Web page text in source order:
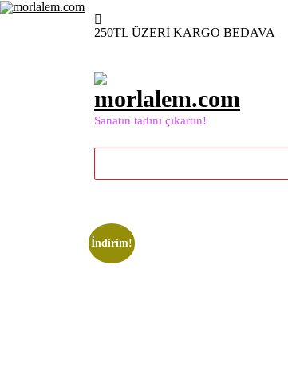
İçeriğe
geç
250TL ÜZERİ KARGO BEDAVA
Sanatın tadını çıkartın!
İndirim!